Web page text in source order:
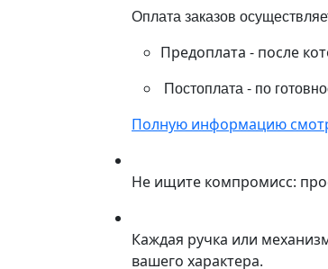
Оплата заказов
Предоплата - после
Постоплата - по
Полную информацию
Не ищите компромисс:
Каждая ручка или
вашего характера.